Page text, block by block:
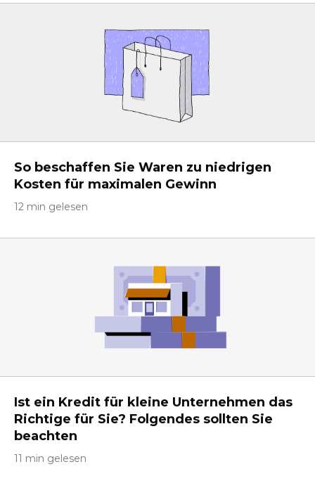
So beschaffen Sie Waren zu niedrigen
Kosten für maximalen Gewinn
12 min gelesen
Ist ein Kredit für kleine Unternehmen das
Richtige für Sie? Folgendes sollten Sie
beachten
11 min gelesen